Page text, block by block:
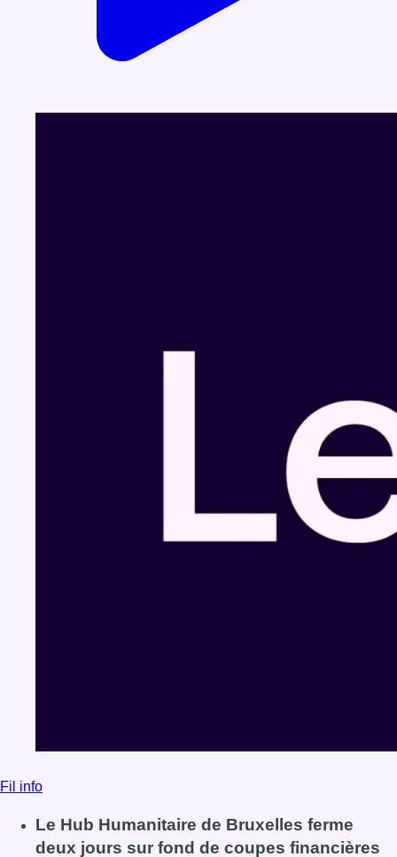
Fil info
Le Hub Humanitaire de Bruxelles ferme
deux jours sur fond de coupes financières